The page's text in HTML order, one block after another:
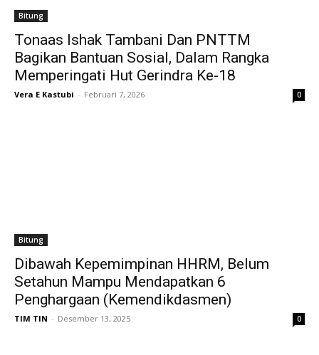
Bitung
Tonaas Ishak Tambani Dan PNTTM
Bagikan Bantuan Sosial, Dalam Rangka
Memperingati Hut Gerindra Ke-18
Vera E Kastubi - Februari 7, 2026 0
Bitung
Dibawah Kepemimpinan HHRM, Belum
Setahun Mampu Mendapatkan 6
Penghargaan (Kemendikdasmen)
TIM TIN - Desember 13, 2025 0